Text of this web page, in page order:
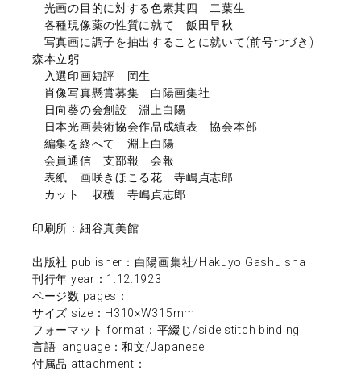
光画の目的に対する色素其四 二葉生
各種現像薬の性質に就て 飯田早秋
写真画に調子を抽出することに就いて(前号つづき)
森本立躬
入選印画短評 岡生
肖像写真懸賞募集 白陽画集社
日向葵の会創設 淵上白陽
日本光画芸術協会作品成績表 協会本部
編集を終へて 淵上白陽
会員通信 支部報 会報
表紙 画咲きほこる花 寺嶋貞志郎
カット 収穫 寺嶋貞志郎
印刷所：細谷真美館
出版社 publisher：白陽画集社/Hakuyo Gashu sha
刊行年 year：1.12.1923
ページ数 pages：
サイズ size：H310×W315mm
フォーマット format：平綴じ/side stitch binding
言語 language：和文/Japanese
付属品 attachment：